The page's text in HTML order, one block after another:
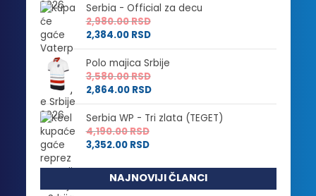
Serbia - Official za decu
2,980.00RSD
2,384.00 RSD
Polo majica Srbije
3,580.00RSD
2,864.00 RSD
Serbia WP - Tri zlata (TEGET)
4,190.00RSD
3,352.00 RSD
NAJNOVIJI ČLANCI